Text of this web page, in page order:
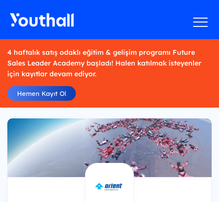
4 haftalık satış odaklı eğitim & gelişim programı Future
Sales Leader Academy başladı! Halen katılmak isteyenler
için kayıtlar devam ediyor.
Hemen Kayıt Ol